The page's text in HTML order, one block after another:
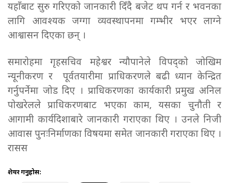
यहाँबाट सुरु गरिएको जानकारी दिँदै बजेट थप गर्न र भवनका
लागि आवश्यक जग्गा व्यवस्थापनमा गम्भीर भएर लाग्ने
आश्वासन दिएका छन् ।
समारोहमा गृहसचिव महेश्वर न्यौपानेले विपद्को जोखिम
न्यूनीकरण र पूर्वतयारीमा प्राधिकरणले बढी ध्यान केन्द्रित
गर्नुपर्नेमा जोड दिए । प्राधिकरणका कार्यकारी प्रमुख अनिल
पोखरेलले प्राधिकरणबाट भएका काम, यसका चुनौती र
आगामी कार्यदिशाबारे जानकारी गराएका थिए । उनले निजी
आवास पुनःनिर्माणका विषयमा समेत जानकारी गराएका थिए ।
रासस
शेयर गर्नुहोस: